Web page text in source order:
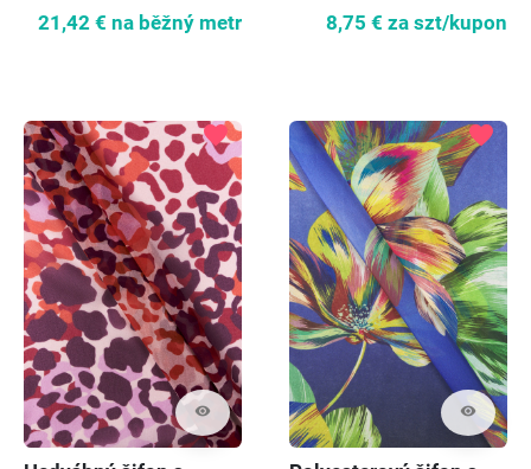
námořnická modrá
21,42 € na běžný metr 8,75 € za szt/kupon
visibility
favorite
visibility
favorite